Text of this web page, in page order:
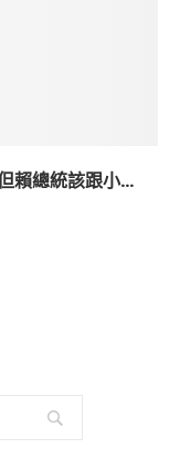
賴總統該跟小...